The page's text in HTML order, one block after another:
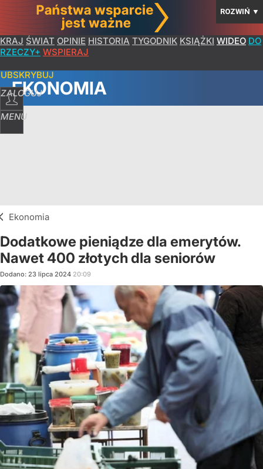
ROZWIŃ ▼
KRAJ ŚWIAT OPINIE HISTORIA TYGODNIK KSIĄŻKI WIDEO DO
RZECZY+ WSPIERAJ
ZALOGUJ
MENU
EKONOMIA
Ekonomia
Dodatkowe pieniądze dla emerytów.
Nawet 400 złotych dla seniorów
Dodano: 23 lipca 2024 20:09